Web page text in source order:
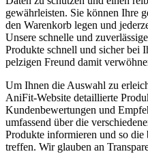
gewährleisten. Sie können Ihre
den‌ Warenkorb legen und‌
Unsere schnelle ⁤und
Produkte schnell und sicher bei
pelzigen Freund damit
Um Ihnen die Auswahl zu​
AniFit-Website⁤ detaillierte
Kundenbewertungen​ und
umfassend über die
Produkte informieren und so
treffen.⁣ Wir glauben an